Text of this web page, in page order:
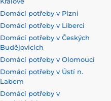
Domácí potřeby v Plzni
Domácí potřeby v Liberci
Domácí potřeby v Českých
Budějovicích
Domácí potřeby v Olomoucí
Domácí potřeby v Ústí n.
Labem
Domácí potřeby v